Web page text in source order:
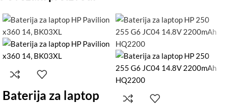
Baterija za laptop